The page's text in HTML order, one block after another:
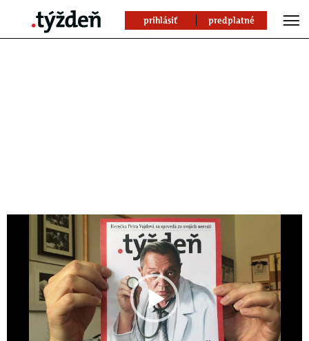
prihlásiť predplatné
Play